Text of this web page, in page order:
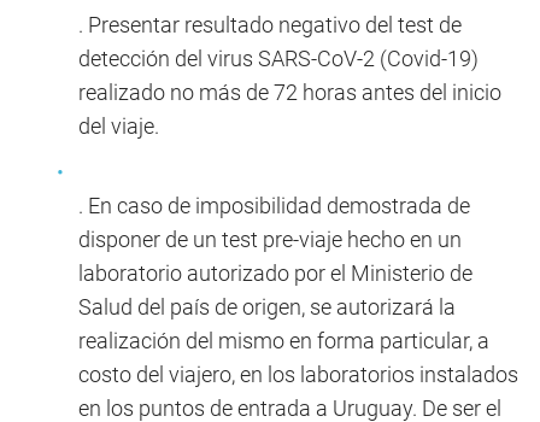
. Presentar resultado negativo del test de
detección del virus SARS-CoV-2 (Covid-19)
realizado no más de 72 horas antes del inicio
del viaje.
. En caso de imposibilidad demostrada de
disponer de un test pre-viaje hecho en un
laboratorio autorizado por el Ministerio de
Salud del país de origen, se autorizará la
realización del mismo en forma particular, a
costo del viajero, en los laboratorios instalados
en los puntos de entrada a Uruguay. De ser el